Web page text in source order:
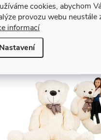
cookies, abychom
provozu webu
informací
Nastavení